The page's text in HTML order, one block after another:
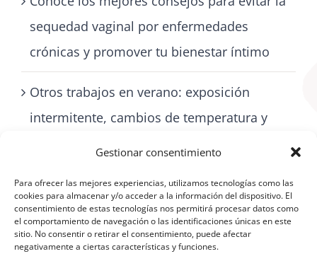
Gestionar consentimiento
Para ofrecer las mejores experiencias, utilizamos tecnologías como las
cookies para almacenar y/o acceder a la información del dispositivo. El
consentimiento de estas tecnologías nos permitirá procesar datos como
el comportamiento de navegación o las identificaciones únicas en este
sitio. No consentir o retirar el consentimiento, puede afectar
negativamente a ciertas características y funciones.
sequedad vaginal por enfermedades
crónicas y promover tu bienestar íntimo
Otros trabajos en verano: exposición
intermitente, cambios de temperatura y